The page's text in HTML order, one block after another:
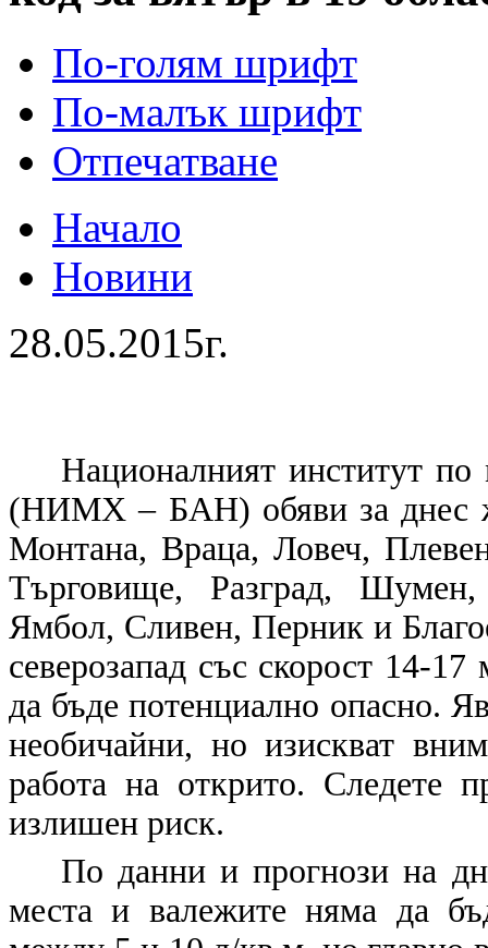
По-голям шрифт
По-малък шрифт
Отпечатване
Начало
Новини
28.05.2015г.
Националният институт
(НИМХ – БАН) обяви за днес
Монтана, Враца, Ловеч,
Търговище, Разград,
Ямбол, Сливен, Перник и
северозапад със скорост 14-
да бъде потенциално опасно.
необичайни, но изискват
работа на открито. Следете
излишен риск.
По данни и прогнози на
места и валежите няма да